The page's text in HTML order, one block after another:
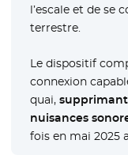
l’escale et de se
terrestre.
Le dispositif
connexion
quai,
nuisances
fois en mai 2025